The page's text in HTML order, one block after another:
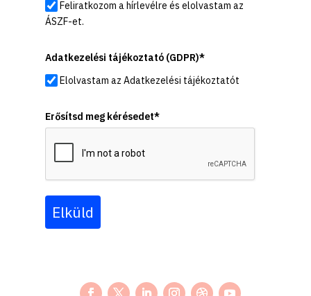
Feliratkozom a hírlevélre és elolvastam az
ÁSZF-et.
Adatkezelési tájékoztató (GDPR)*
Elolvastam az Adatkezelési tájékoztatót
Erősítsd meg kérésedet*
Elküld